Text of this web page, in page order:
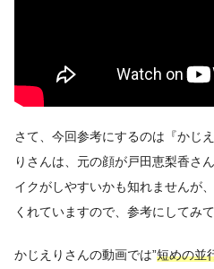
さて、今回参考にするのは『かじ
りさんは、元の顔が戸田恵梨香さ
イクがしやすいかも知れませんが
くれていますので、参考にしてみて
かじえりさんの動画では”短めの並